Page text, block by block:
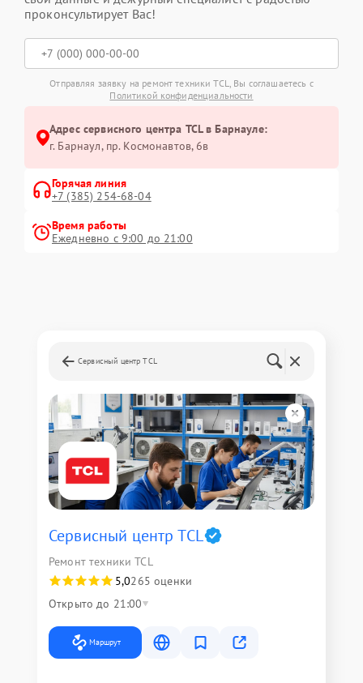
проконсультирует Вас!
Отправляя заявку на ремонт техники TCL, Вы соглашаетесь с
Политикой конфиденциальности
Адрес сервисного центра TCL в Барнауле:
г. Барнаул, ​пр. Космонавтов, 6в
Горячая линия
+7 (385) 254-68-04
Время работы
Ежедневно с 9:00 до 21:00
Сервисный центр TCL
Сервисный центр TCL
Ремонт техники TCL
5,0265 оценки
Открыто до 21:00
Маршрут